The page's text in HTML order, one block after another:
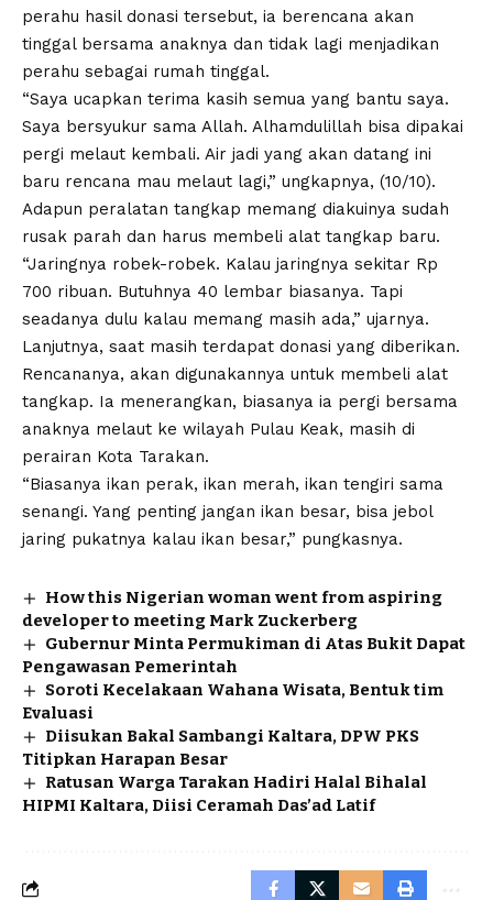
perahu hasil donasi tersebut, ia berencana akan
tinggal bersama anaknya dan tidak lagi menjadikan
perahu sebagai rumah tinggal.
“Saya ucapkan terima kasih semua yang bantu saya.
Saya bersyukur sama Allah. Alhamdulillah bisa dipakai
pergi melaut kembali. Air jadi yang akan datang ini
baru rencana mau melaut lagi,” ungkapnya, (10/10).
Adapun peralatan tangkap memang diakuinya sudah
rusak parah dan harus membeli alat tangkap baru.
“Jaringnya robek-robek. Kalau jaringnya sekitar Rp
700 ribuan. Butuhnya 40 lembar biasanya. Tapi
seadanya dulu kalau memang masih ada,” ujarnya.
Lanjutnya, saat masih terdapat donasi yang diberikan.
Rencananya, akan digunakannya untuk membeli alat
tangkap. Ia menerangkan, biasanya ia pergi bersama
anaknya melaut ke wilayah Pulau Keak, masih di
perairan Kota Tarakan.
“Biasanya ikan perak, ikan merah, ikan tengiri sama
senangi. Yang penting jangan ikan besar, bisa jebol
jaring pukatnya kalau ikan besar,” pungkasnya.
How this Nigerian woman went from aspiring
developer to meeting Mark Zuckerberg
Gubernur Minta Permukiman di Atas Bukit Dapat
Pengawasan Pemerintah
Soroti Kecelakaan Wahana Wisata, Bentuk tim
Evaluasi
Diisukan Bakal Sambangi Kaltara, DPW PKS
Titipkan Harapan Besar
Ratusan Warga Tarakan Hadiri Halal Bihalal
HIPMI Kaltara, Diisi Ceramah Das’ad Latif